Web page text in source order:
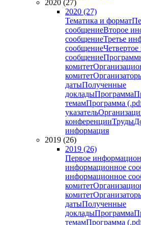
2020 (27)
2020 (27)
Тематика и формат
сообщениеВторое
сообщениеТретье
сообщение
сообщение
комитет
комитет
датыПолученные
докладыПрограмма
темамПрограмма
указатель
конференцииТруды
информация
2019 (26)
2019 (26)
Первое
информационное
информационное
комитет
комитет
датыПолученные
докладыПрограмма
темамПрограмма